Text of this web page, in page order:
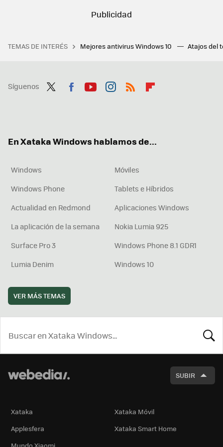
TEMAS DE INTERÉS Mejores antivirus Windows 10 Atajos del
Síguenos
En Xataka Windows hablamos de...
Windows
Móviles
Windows Phone
Tablets e Híbridos
Actualidad en Redmond
Aplicaciones Windows
La aplicación de la semana
Nokia Lumia 925
Surface Pro 3
Windows Phone 8.1 GDR1
Lumia Denim
Windows 10
VER MÁS TEMAS
SUBIR
Xataka
Xataka Móvil
Applesfera
Xataka Smart Home